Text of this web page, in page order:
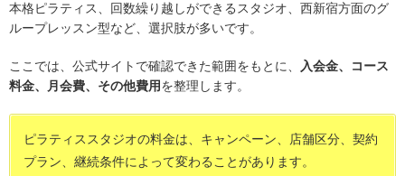
本格ピラティス、回数繰り越しができるスタジオ、西新宿方面のグ
ループレッスン型など、選択肢が多いです。
ここでは、公式サイトで確認できた範囲をもとに、
入会金、コース
料金、月会費、その他費用を整理します。
ピラティススタジオの料金は、キャンペーン、店舗区分、契約
プラン、継続条件によって変わることがあります。